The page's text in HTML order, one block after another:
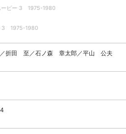
ービー 3 1975-1980
3 1975-1980
折田 至／石ノ森 章太郎／平山 公夫